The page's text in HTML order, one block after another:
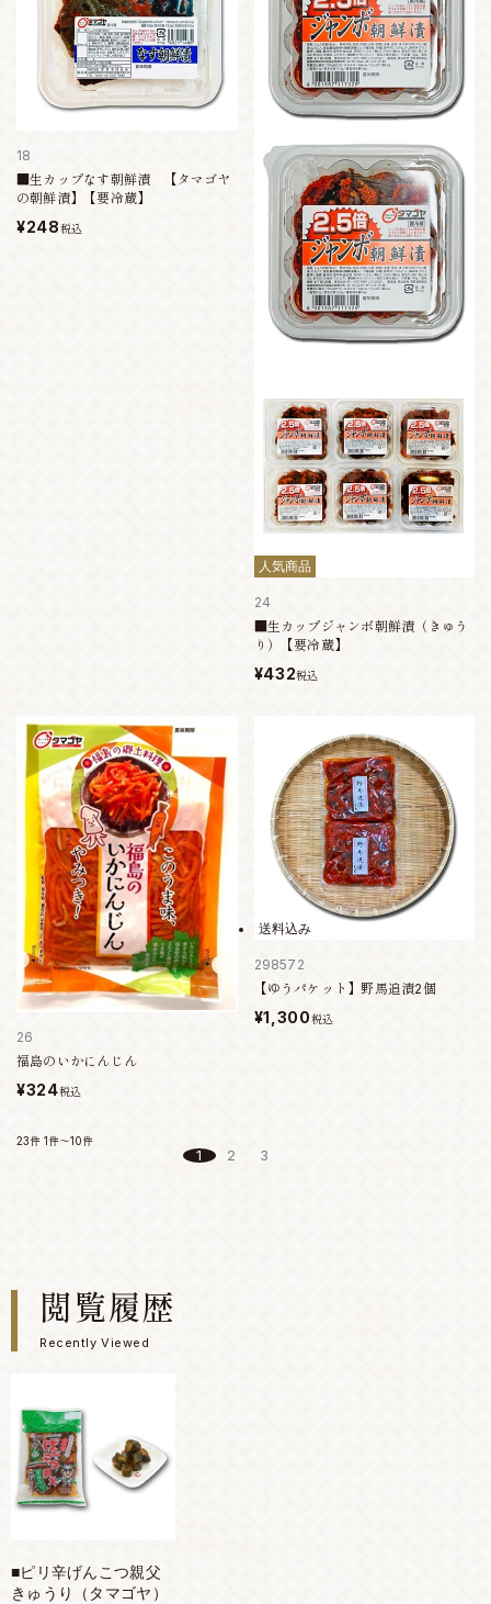
18
■生カップなす朝鮮漬 【タマゴヤ
の朝鮮漬】【要冷蔵】
¥248税込
人気商品
24
■生カップジャンボ朝鮮漬（きゅう
り）【要冷蔵】
¥432税込
26
福島のいかにんじん
¥324税込
送料込み
298572
【ゆうパケット】野馬追漬2個
¥1,300税込
23件 1件～10件
1 2 3
閲覧履歴
Recently Viewed
■ピリ辛げんこつ親父
きゅうり（タマゴヤ）